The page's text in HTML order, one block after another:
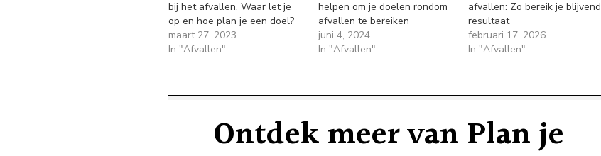
bij het afvallen. Waar let je
op en hoe plan je een doel?
maart 27, 2023
In "Afvallen"
helpen om je doelen rondom
afvallen te bereiken
juni 4, 2024
In "Afvallen"
afvallen: Zo bereik je blijvend
resultaat
februari 17, 2026
In "Afvallen"
Ontdek meer van Plan je